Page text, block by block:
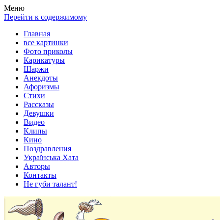
Весела хата — прикольные картинки, смешные истории, клипы!
Покажем всем ваши фото приколы, карикатуры, шаржи, стихи,
Меню
Перейти к содержимому
Главная
все картинки
Фото приколы
Карикатуры
Шаржи
Анекдоты
Афоризмы
Стихи
Рассказы
Девушки
Видео
Клипы
Кино
Поздравления
Українська Хата
Авторы
Контакты
Не губи талант!